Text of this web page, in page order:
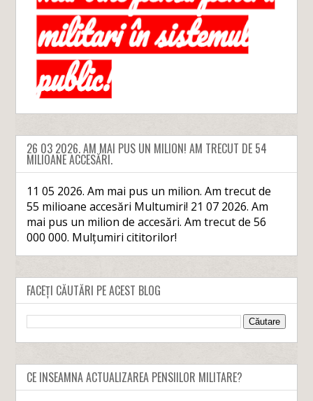
26 03 2026. AM MAI PUS UN MILION! AM TRECUT DE 54
MILIOANE ACCESĂRI.
11 05 2026. Am mai pus un milion. Am trecut de
55 milioane accesări Multumiri! 21 07 2026. Am
mai pus un milion de accesări. Am trecut de 56
000 000. Mulțumiri cititorilor!
FACEȚI CĂUTĂRI PE ACEST BLOG
CE INSEAMNA ACTUALIZAREA PENSIILOR MILITARE?